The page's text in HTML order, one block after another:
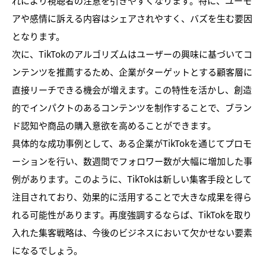
アや感情に訴える内容はシェアされやすく、バズを生む要因
となります。
次に、TikTokのアルゴリズムはユーザーの興味に基づいてコ
ンテンツを推薦するため、企業がターゲットとする顧客層に
直接リーチできる機会が増えます。この特性を活かし、創造
的でインパクトのあるコンテンツを制作することで、ブラン
ド認知や商品の購入意欲を高めることができます。
具体的な成功事例として、ある企業がTikTokを通じてプロモ
ーションを行い、数週間でフォロワー数が大幅に増加した事
例があります。このように、TikTokは新しい集客手段として
注目されており、効果的に活用することで大きな成果を得ら
れる可能性があります。再度強調するならば、TikTokを取り
入れた集客戦略は、今後のビジネスにおいて欠かせない要素
になるでしょう。